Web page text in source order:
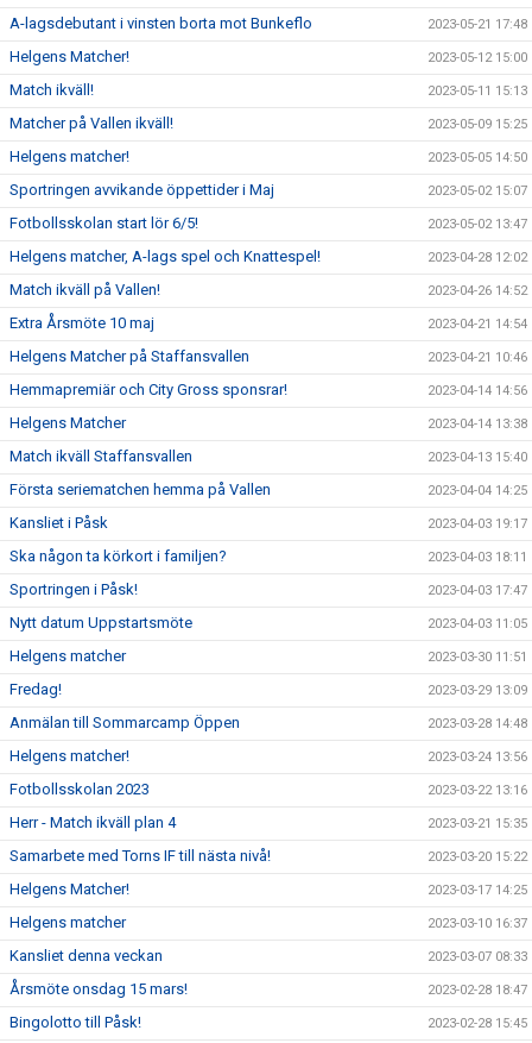
A-lagsdebutant i vinsten borta mot Bunkeflo 2023-05-21 17:48
Helgens Matcher! 2023-05-12 15:00
Match ikväll! 2023-05-11 15:13
Matcher på Vallen ikväll! 2023-05-09 15:25
Helgens matcher! 2023-05-05 14:50
Sportringen avvikande öppettider i Maj 2023-05-02 15:07
Fotbollsskolan start lör 6/5! 2023-05-02 13:47
Helgens matcher, A-lags spel och Knattespel! 2023-04-28 12:02
Match ikväll på Vallen! 2023-04-26 14:52
Extra Årsmöte 10 maj 2023-04-21 14:54
Helgens Matcher på Staffansvallen 2023-04-21 10:46
Hemmapremiär och City Gross sponsrar! 2023-04-14 14:56
Helgens Matcher 2023-04-14 13:38
Match ikväll Staffansvallen 2023-04-13 15:40
Första seriematchen hemma på Vallen 2023-04-04 14:25
Kansliet i Påsk 2023-04-03 19:17
Ska någon ta körkort i familjen? 2023-04-03 18:11
Sportringen i Påsk! 2023-04-03 17:47
Nytt datum Uppstartsmöte 2023-04-03 11:05
Helgens matcher 2023-03-30 11:51
Fredag! 2023-03-29 13:09
Anmälan till Sommarcamp Öppen 2023-03-28 14:48
Helgens matcher! 2023-03-24 13:56
Fotbollsskolan 2023 2023-03-22 13:16
Herr - Match ikväll plan 4 2023-03-21 15:35
Samarbete med Torns IF till nästa nivå! 2023-03-20 15:22
Helgens Matcher! 2023-03-17 14:25
Helgens matcher 2023-03-10 16:37
Kansliet denna veckan 2023-03-07 08:33
Årsmöte onsdag 15 mars! 2023-02-28 18:47
Bingolotto till Påsk! 2023-02-28 15:45